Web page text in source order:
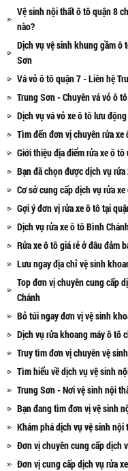
Vệ sinh nội thất ô tô quận 8
nào?
Dịch vụ vệ sinh khung gầm ô
Sơn
Vá vỏ ô tô quận 7 - Liên hệ
Trung Sơn - Chuyên vá vỏ ô
Dịch vụ vá vỏ xe ô tô lưu
Tìm đến đơn vị chuyên rửa xe
Giới thiệu địa điểm rửa xe ô
Bạn đã chọn được dịch vụ
Cơ sở cung cấp dịch vụ rửa
Gợi ý đơn vị rửa xe ô tô tại
Dịch vụ rửa xe ô tô Bình
Rửa xe ô tô giá rẻ ở đâu đảm
Lưu ngay địa chỉ vệ sinh
Top đơn vị chuyên cung cấp
Chánh
Bỏ túi ngay đơn vị vệ sinh
Dịch vụ rửa khoang máy ô tô
Truy tìm đơn vị chuyên vệ
Tìm hiểu về dịch vụ vệ sinh
Trung Sơn - Nơi vệ sinh nội
Bạn đang tìm đơn vị vệ sinh
Khám phá dịch vụ vệ sinh
Đơn vị chuyên cung cấp dịch
Đơn vị cung cấp dịch vụ rửa